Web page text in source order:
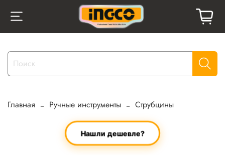
Главная Ручные инструменты Струбцины
Нашли дешевле?